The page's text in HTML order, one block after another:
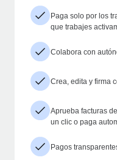
Paga solo por los
que trabajes
Colabora con
Crea, edita y firma
Aprueba facturas
un clic o paga
Pagos